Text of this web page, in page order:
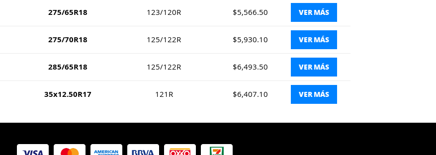
275/65R18 123/120R $5,566.50 VER MÁS
275/70R18 125/122R $5,930.10 VER MÁS
285/65R18 125/122R $6,493.50 VER MÁS
35x12.50R17 121R $6,407.10 VER MÁS